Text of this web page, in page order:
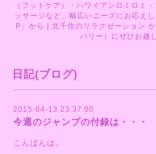
（フットケア）・ハワイアンロミロミ
ッサージなど、幅広いニーズにお応え
P」から | 北千住のリラクゼーション
バリー）にぜひお越
日記(ブログ)
2015-04-13 23:37:00
今週のジャンプの付録は・・・
こんばんは。